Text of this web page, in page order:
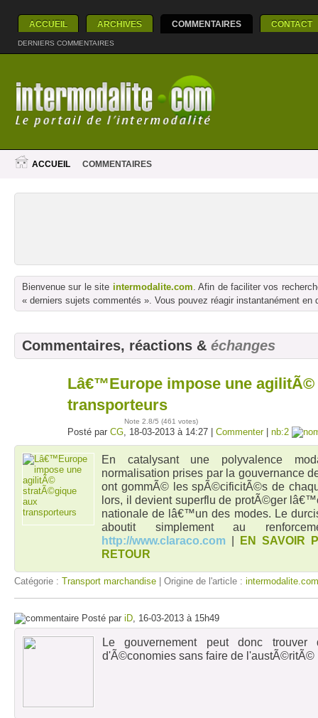
ACCUEIL ARCHIVES COMMENTAIRES CONTACT
DERNIERS COMMENTAIRES
ACCUEIL COMMENTAIRES
Bienvenue sur le site intermodalite.com. Afin de faciliter vos
« derniers sujets commentés ». Vous pouvez réagir instantanément
Commentaires, réactions & échanges
Lâ€™Europe impose une
transporteurs
Note 2.8/5 (461 votes)
Posté par CG, 18-03-2013 à 14:27 | Commenter| nb:2
En catalysant une polyvalence
normalisation prises par la gouvernance
ont gommÃ© les spÃ©cificitÃ©s de
lors, il devient superflu de protÃ©ger
nationale de lâ€™un des modes. Le
aboutit simplement au
http://www.claraco.com | EN SAVOIR
RETOUR
Catégorie : Transport marchandise | Origine de l'article : intermodalite.com
Posté par iD, 16-03-2013 à 15h49
Le gouvernement peut donc
d'Ã©conomies sans faire de l'austÃ©ritÃ©